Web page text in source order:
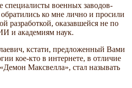
специалисты военных заводов-
ко мне лично и просили
разработкой, оказавшейся не по
и академиям наук.
кстати, предложенный Вами
кое-кто в интернете, в отличие
Максвелла», стал называть